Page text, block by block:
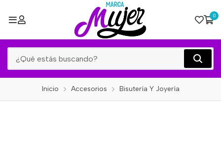
0
Inicio Accesorios Bisutería Y Joyería